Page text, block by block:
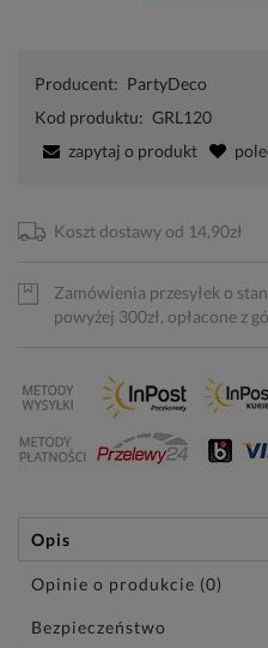
Producent: PartyDeco
Kod produktu: GRL120
zapytaj o produkt
Koszt dostawy od 14,90zł
Zamówienia przesyłek o
powyżej 300zł, opłacone z
Opis
Opinie o produkcie (0)
Bezpieczeństwo